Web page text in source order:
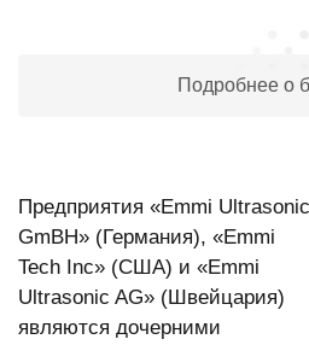
Подробнее о
Предприятия «Emmi Ultrasonic
GmBH» (Германия), «Emmi
Tech Inc» (США) и «Emmi
Ultrasonic AG» (Швейцария)
являются дочерними